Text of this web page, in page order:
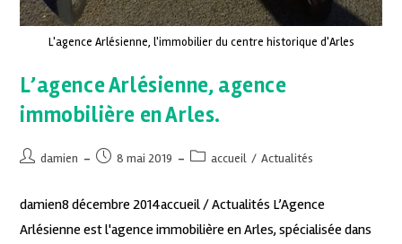
L'agence Arlésienne, l'immobilier du centre historique d'Arles
L’agence Arlésienne, agence
immobilière en Arles.
damien 8 mai 2019 accueil / Actualités
damien8 décembre 2014accueil / Actualités L’Agence
Arlésienne est l'agence immobilière en Arles, spécialisée dans